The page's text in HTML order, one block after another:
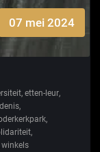
07 mei 2024
, etten-leur,
,
,
,
winkels